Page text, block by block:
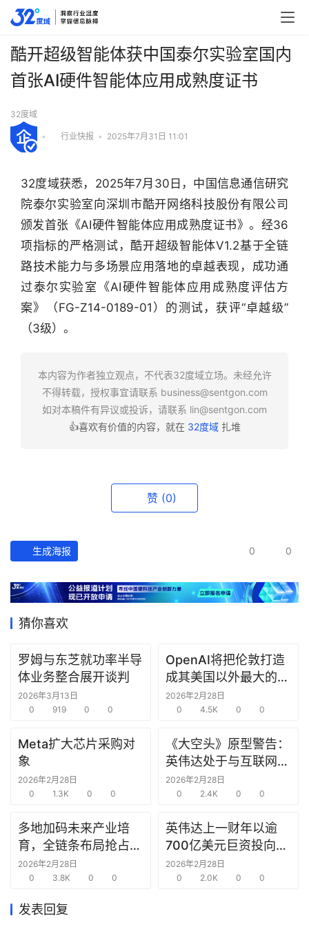
行
业
产
经
数
研
选
报
告
创
投
之
商
机
链
酷开超级智能体获中国泰尔实验室国内
首张AI硬件智能体应用成熟度证书
32度域
• 行业快报 • 2025年7月31日 11:01
32度域获悉，2025年7月30日，中国信息通信研究
院泰尔实验室向深圳市酷开网络科技股份有限公司
颁发首张《AI硬件智能体应用成熟度证书》。经36
项指标的严格测试，酷开超级智能体V1.2基于全链
路技术能力与多场景应用落地的卓越表现，成功通
过泰尔实验室《AI硬件智能体应用成熟度评估方
案》（FG-Z14-0189-01）的测试，获评“卓越级”
（3级）。
本内容为作者独立观点，不代表32度域立场。未经允许
不得转载，授权事宜请联系 business@sentgon.com
如对本稿件有异议或投诉，请联系 lin@sentgon.com
👍喜欢有价值的内容，就在 32度域扎堆
赞 (0)
生成海报 0 0
猜你喜欢
罗姆与东芝就功率半导
体业务整合展开谈判
2026年3月13日
0
919 0 0
OpenAI将把伦敦打造
成其美国以外最大的研
究中心
2026年2月28日
0
4.5K 0 0
Meta扩大芯片采购对
象
2026年2月28日
0
1.3K 0 0
《大空头》原型警告：
英伟达处于与互联网泡
沫时期思科同样的“危
险境地”
2026年2月28日
0
2.4K 0 0
多地加码未来产业培
育，全链条布局抢占新
赛道先机
2026年2月28日
0
3.8K 0 0
英伟达上一财年以逾
700亿美元巨资投向合
作方，竭力巩固AI芯片
需求
2026年2月28日
0
2.0K 0 0
发表回复